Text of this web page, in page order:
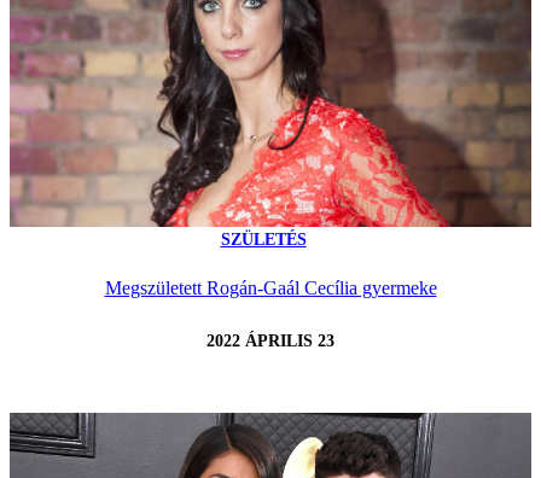
SZÜLETÉS
Megszületett Rogán-Gaál Cecília gyermeke
2022 ÁPRILIS 23